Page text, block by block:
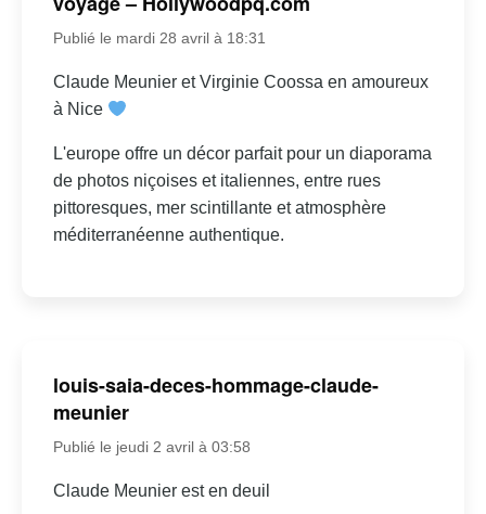
Publié le mardi 28 avril à 18:31
Claude Meunier et Virginie Coossa en amoureux
à Nice
L'europe offre un décor parfait pour un diaporama
de photos niçoises et italiennes, entre rues
pittoresques, mer scintillante et atmosphère
méditerranéenne authentique.
louis-saia-deces-hommage-claude-
meunier
Publié le jeudi 2 avril à 03:58
Claude Meunier est en deuil